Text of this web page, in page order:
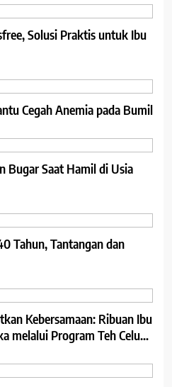
Solusi Praktis untuk Ibu
Cegah Anemia pada Bumil
Bugar Saat Hamil di Usia
Tahun, Tantangan dan
Kebersamaan: Ribuan Ibu
melalui Program Teh Celup